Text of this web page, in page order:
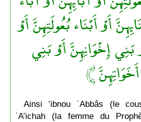
أَوْ أَبْنَاء بُعُولَتِهِنَّ أَوْ
بَنِي إِخْوَانِهِنَّ أَوْ بَنِي
أَخَوَاتِهِنَّ ﴾
Ainsi ’ibnou ʿAbbâs (le
ʿA’ichah (la femme du